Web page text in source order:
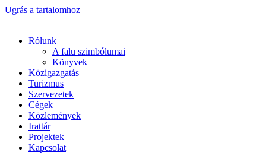
Ugrás a tartalomhoz
Rólunk
A falu szimbólumai
Könyvek
Közigazgatás
Turizmus
Szervezetek
Cégek
Közlemények
Irattár
Projektek
Kapcsolat